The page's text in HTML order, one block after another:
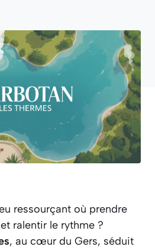
ressourçant où prendre
ralentir le rythme ?
, au cœur du Gers, séduit